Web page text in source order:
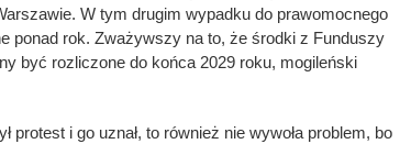
W tym drugim wypadku do prawomocnego
ponad rok. Zważywszy na to, że środki z Funduszy
być rozliczone do końca 2029 roku, mogileński
protest i go uznał, to również nie wywoła problem, bo